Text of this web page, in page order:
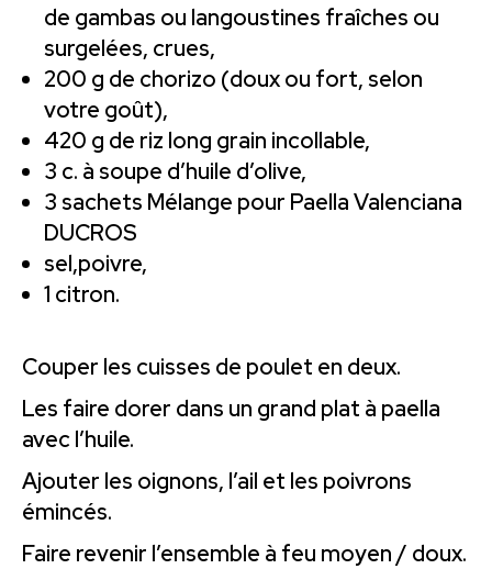
de gambas ou langoustines fraîches ou
surgelées, crues,
200 g de chorizo (doux ou fort, selon
votre goût),
420 g de riz long grain incollable,
3 c. à soupe d’huile d’olive,
3 sachets Mélange pour Paella Valenciana
DUCROS
sel,poivre,
1 citron.
Couper les cuisses de poulet en deux.
Les faire dorer dans un grand plat à paella
avec l’huile.
Ajouter les oignons, l’ail et les poivrons
émincés.
Faire revenir l’ensemble à feu moyen / doux.